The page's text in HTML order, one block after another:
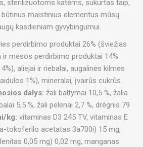
sterilizuotoms katėms, sukurtas taip,
maistinius elementus mūsų
kasdieniam gyvybingumui.
perdirbimo produktai 26% (šviežias
ir mėsos perdirbimo produktai 14%
aliejai ir riebalai, augalinės kilmės
1%), mineralai, įvairūs cukrūs.
dalys: žali baltymai 10,5 %, žalia
5,5 %, žali pelenai 2,7 %, drėgnis 79
kg: vitaminas D3 245 TV, vitaminas E
tokoferilo acetatas 3a700i) 15 mg,
0,05 mg) 0,02 mg, manganas